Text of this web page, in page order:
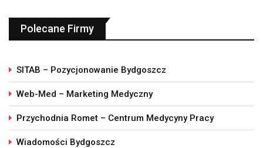
Polecane Firmy
SITAB – Pozycjonowanie Bydgoszcz
Web-Med – Marketing Medyczny
Przychodnia Romet – Centrum Medycyny Pracy
Wiadomości Bydgoszcz